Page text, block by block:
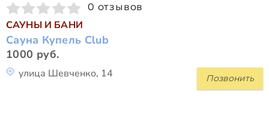
0 отзывов
САУНЫ И БАНИ
Сауна Купель Club
1000 руб.
Позвонить
улица Шевченко, 14